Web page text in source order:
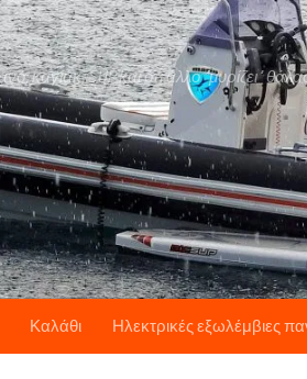
καγιάκ, SUP και ότι άλλο "μυρίζει"
Καλάθι Ηλεκτρικές εξωλέμβιες